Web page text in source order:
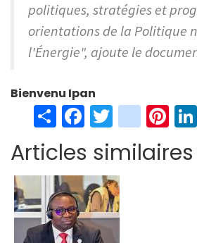
politiques, stratégies et
orientations de la Politique
l'Énergie", ajoute le
Bienvenu Ipan
S
h
ar
e
Fa
ce
b
o
o
k
T
wi
tt
er
in
st
ag
Pi
er
Articles similaires